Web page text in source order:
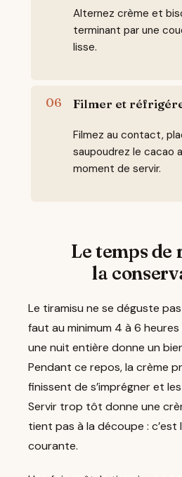
Alternez crème et
terminant par une
lisse.
Filmer et
Filmez au contact,
saupoudrez le cacao
moment de servir.
Le temps de
la
Le tiramisu ne se déguste
faut au minimum 4 à 6
une nuit entière donne un
Pendant ce repos, la crème
finissent de s’imprégner et
Servir trop tôt donne une
tient pas à la découpe :
courante.